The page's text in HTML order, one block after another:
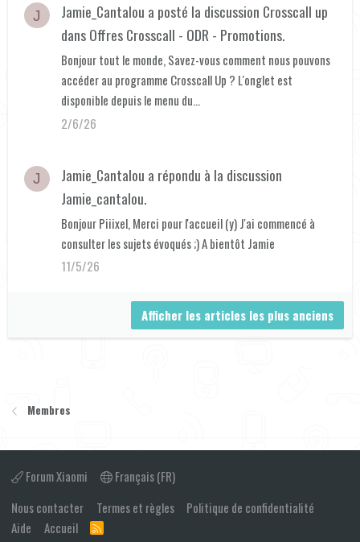
J Jamie_Cantalou a posté la discussion Crosscall up
dansOffres Crosscall - ODR - Promotions.
Bonjour tout le monde, Savez-vous comment nous pouvons
accéder au programme Crosscall Up ? L'onglet est
disponible depuis le menu du...
2/6/26
J Jamie_Cantalou a répondu à la discussion
Jamie_cantalou.
Bonjour Piiixel, Merci pour l'accueil (y) J'ai commencé à
consulter les sujets évoqués ;) A bientôt Jamie
11/5/26
Afficher les articles les plus anciens
Membres
Forum Xiaomi
Français (FR)
Nous contacter
Termes et règles
Politique de confidentialité
Aide
Accueil
R